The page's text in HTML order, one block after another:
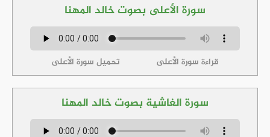
سورة الأعلى بصوت خالد المهنا
قراءة سورة الأعلى تحميل سورة الأعلى
سورة الغاشية بصوت خالد المهنا